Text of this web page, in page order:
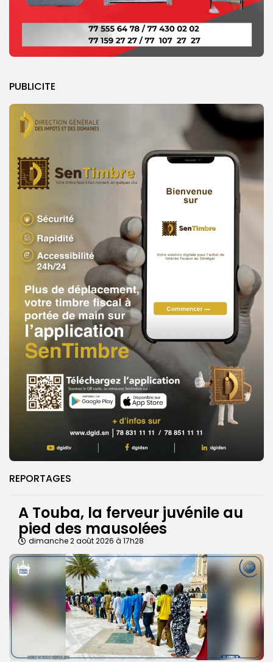
PUBLICITE
REPORTAGES
A Touba, la ferveur juvénile au
pied des mausolées
dimanche 2 août 2026 à 17h28